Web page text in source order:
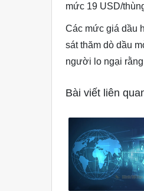
mức 19 USD/
Các mức giá dầu
sát thăm dò dầu
người lo ngại
Bài viết liên